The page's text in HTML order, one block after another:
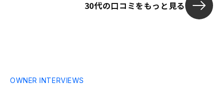
30代の口コミをもっと見る
OWNER INTERVIEWS